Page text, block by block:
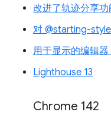
改进了轨迹分享功
对 @starting-
用于显示的编辑
Lighthouse 13
Chrome 142